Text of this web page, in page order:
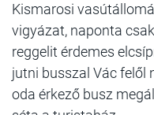
Kismarosi
vigyázat, naponta
reggelit érdemes
jutni busszal Vác felől
oda érkező busz